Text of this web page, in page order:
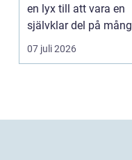
en lyx till att vara en
självklar del på
event, m...
07 juli 2026